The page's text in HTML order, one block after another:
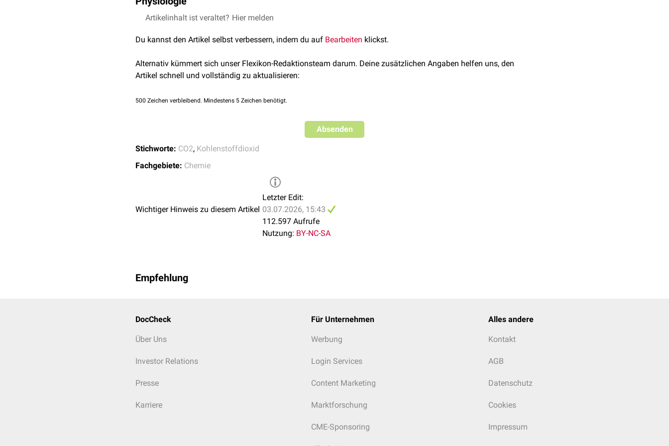
Carboanhydrasereaktion
wird.
Kohlendioxid entsteht durch die Oxidation
physiologischen Regulation despH-Wertesvon Blut und anderen Körperflüssigkeiten (siehe
siehe auch:Kohlendioxidtransport
Artikelinhalt ist veraltet? Hier melden
Du kannst den Artikel selbst verbessern, indem du auf Bearbeiten klickst.
Alternativ kümmert sich unser Flexikon-Redaktionsteam darum. Deine zusätzlichen Angaben helfen uns, den
Artikel schnell und vollständig zu aktualisieren:
500 Zeichen verbleibend. Mindestens 5 Zeichen benötigt.
Absenden
Stichworte: CO2, Kohlenstoffdioxid
Fachgebiete: Chemie
Wichtiger Hinweis zu diesem Artikel
Letzter Edit:
03.07.2026, 15:43
112.597 Aufrufe
Nutzung: BY-NC-SA
Empfehlung
DocCheck
Über Uns
Investor Relations
Presse
Karriere
Für Unternehmen
Werbung
Login Services
Content Marketing
Marktforschung
CME-Sponsoring
Alles andere
Kontakt
AGB
Datenschutz
Cookies
Impressum